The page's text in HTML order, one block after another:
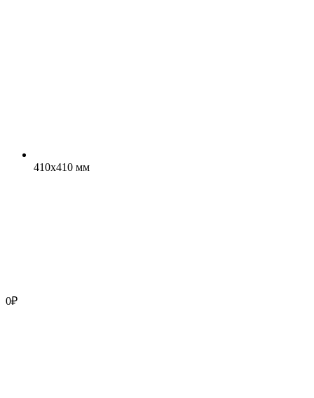
410x410 мм
0₽